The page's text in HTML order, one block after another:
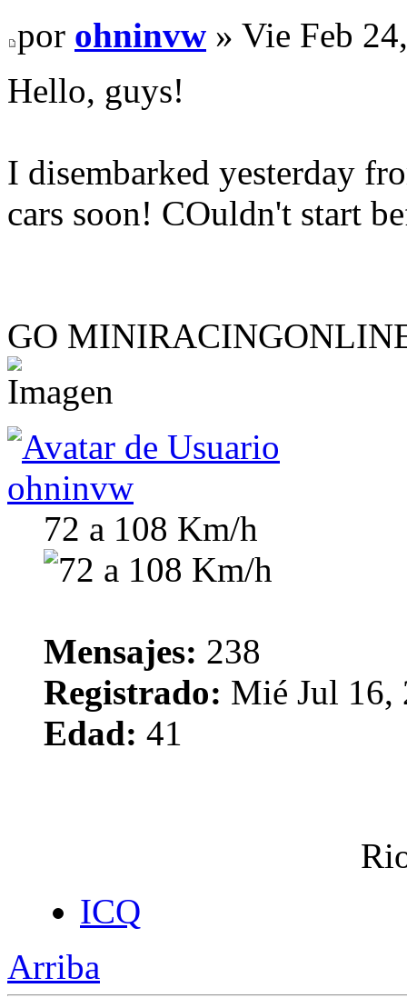
por ohninvw » Vie Feb
Hello, guys!
I disembarked yesterday
cars soon! COuldn't start
GO
ohninvw
72 a 108 Km/h
Mensajes: 238
Registrado: Mié Jul 16,
Edad: 41
ICQ
Arriba